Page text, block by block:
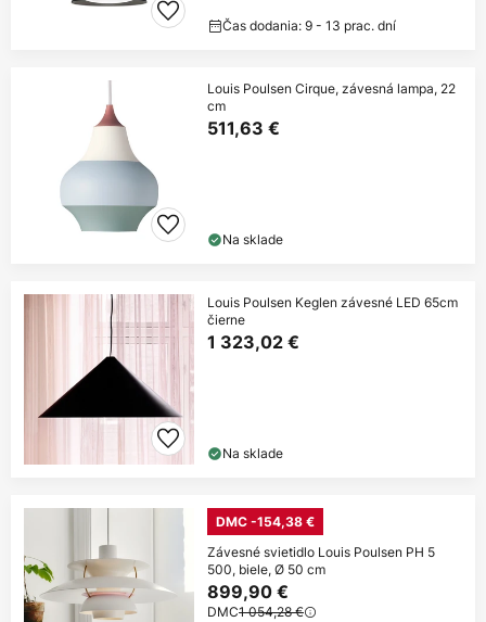
Čas dodania: 9 - 13 prac. dní
Louis Poulsen Cirque, závesná lampa, 22
cm
511,63 €
Na sklade
Louis Poulsen Keglen závesné LED 65cm
čierne
1 323,02 €
Na sklade
DMC -154,38 €
Závesné svietidlo Louis Poulsen PH 5
500, biele, Ø 50 cm
899,90 €
DMC1 054,28 €